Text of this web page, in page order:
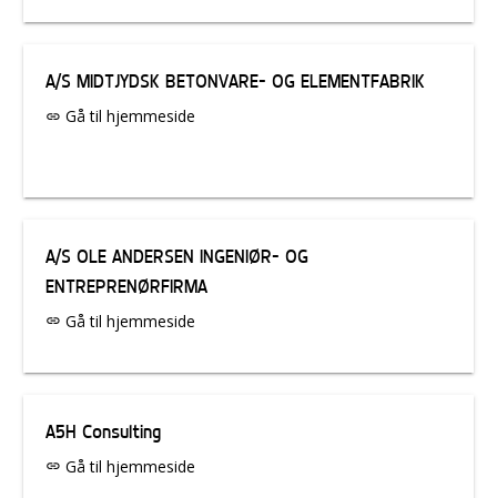
A/S MIDTJYDSK BETONVARE- OG ELEMENTFABRIK
link Gå til hjemmeside
A/S OLE ANDERSEN INGENIØR- OG
ENTREPRENØRFIRMA
link Gå til hjemmeside
A5H Consulting
link Gå til hjemmeside